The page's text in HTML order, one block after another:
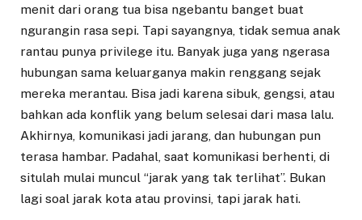
menit dari orang tua bisa ngebantu banget buat
ngurangin rasa sepi. Tapi sayangnya, tidak semua anak
rantau punya privilege itu. Banyak juga yang ngerasa
hubungan sama keluarganya makin renggang sejak
mereka merantau. Bisa jadi karena sibuk, gengsi, atau
bahkan ada konflik yang belum selesai dari masa lalu.
Akhirnya, komunikasi jadi jarang, dan hubungan pun
terasa hambar. Padahal, saat komunikasi berhenti, di
situlah mulai muncul “jarak yang tak terlihat”. Bukan
lagi soal jarak kota atau provinsi, tapi jarak hati.